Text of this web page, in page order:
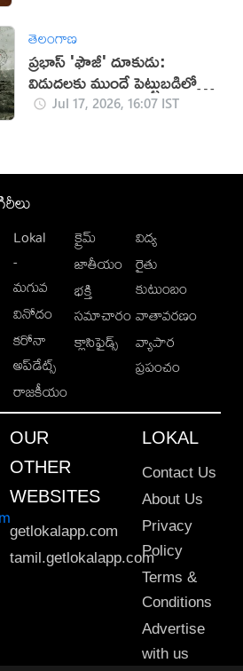
తెలంగాణ
ప్రభాస్ 'ఫౌజీ' దూకుడు:
విడుదలకు ముందే పెట్టుబడిలో
సగం రికవరీ!
Jul 17, 2026, 16:07 IST
Lokal
-
మగువ
వినోదం
కరోనా
అప్‌డేట్స్
రాజకీయం
క్రైమ్
జాతీయం
భక్తి
సమాచారం
క్లాసిఫైడ్స్
విద్య
రైతు
కుటుంబం
వాతావరణం
వ్యాపార
ప్రపంచం
OUR
OTHER
WEBSITES
getlokalapp.com
tamil.getlokalapp.com
LOKAL
Contact Us
About Us
Privacy
Policy
Terms &
Conditions
Advertise
with us